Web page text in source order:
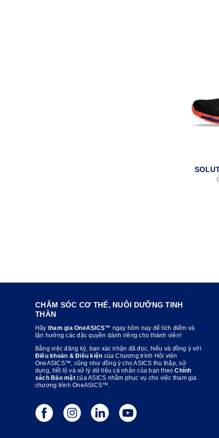
CHĂM SÓC CƠ THỂ, NUÔI DƯỠNG TINH
THẦN
Hãy tham gia OneASICS™ ngay hôm nay để tích điểm và
tận hưởng các đặc quyền dành riêng cho thành viên!
Bằng việc đăng ký, bạn xác nhận đã đọc, hiểu và đồng ý với
Điều khoản & Điều kiện của Chương trình Hội viên
OneASICS™, cũng như đồng ý cho ASICS thu thập, sử
dụng, tiết lộ và xử lý dữ liệu cá nhân của bạn theoChính
sách Bảo mậtcủa ASICS nhằm phục vụ cho việc tham gia
chương trình OneASICS™.